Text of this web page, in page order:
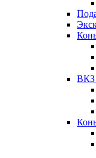
ВКЗ